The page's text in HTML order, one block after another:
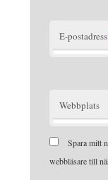
E-postadress
Webbplats
Spara mitt
webbläsare till